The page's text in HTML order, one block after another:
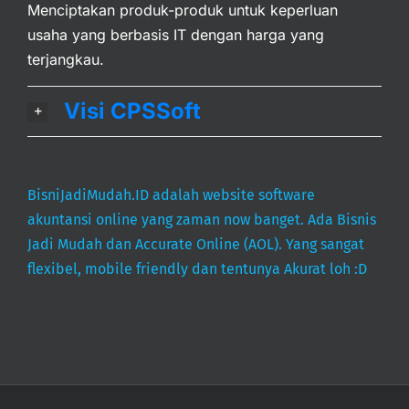
Menciptakan produk-produk untuk keperluan
usaha yang berbasis IT dengan harga yang
terjangkau.
Visi CPSSoft
BisniJadiMudah.ID adalah website software
akuntansi online yang zaman now banget. Ada Bisnis
Jadi Mudah dan Accurate Online (AOL). Yang sangat
flexibel, mobile friendly dan tentunya Akurat loh :D